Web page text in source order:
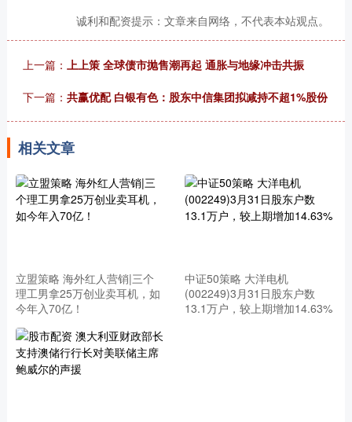
诚利和配资提示：文章来自网络，不代表本站观点。
上一篇： 上上策 全球债市抛售潮再起 通胀与地缘冲击共振
下一篇： 共赢优配 白银有色：股东中信集团拟减持不超1%股份
相关文章
立盟策略 海外红人营销|三个
理工男拿25万创业卖耳机，如
今年入70亿！
中证50策略 大洋电机
(002249)3月31日股东户数
13.1万户，较上期增加14.63%